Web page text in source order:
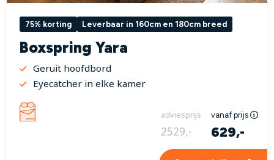
75% korting Leverbaar in 160cm en 180cm breed
Boxspring Yara
Geruit hoofdbord
Eyecatcher in elke kamer
adviesprijs vanaf prijs
2529,- 629,-